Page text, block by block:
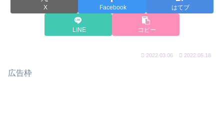
X Facebook はてブ
LINE コピー
2022.03.06 2022.05.18
広告枠